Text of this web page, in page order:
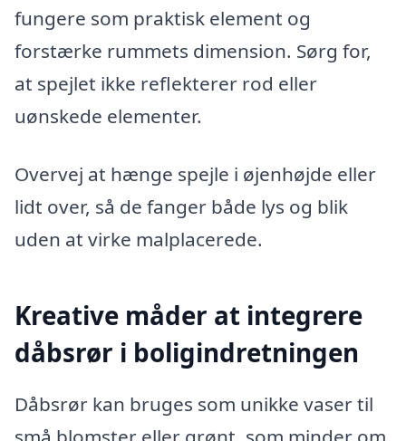
fungere som praktisk element og
forstærke rummets dimension. Sørg for,
at spejlet ikke reflekterer rod eller
uønskede elementer.
Overvej at hænge spejle i øjenhøjde eller
lidt over, så de fanger både lys og blik
uden at virke malplacerede.
Kreative måder at integrere
dåbsrør i boligindretningen
Dåbsrør kan bruges som unikke vaser til